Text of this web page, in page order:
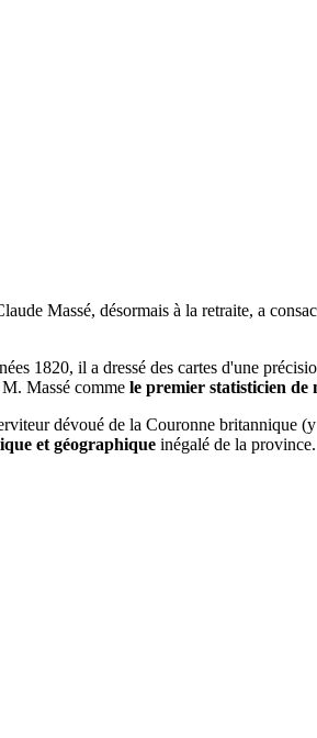
Massé, désormais à la retraite, a
1820, il a dressé des cartes d'une
Massé comme le premier statisticien de
dévoué de la Couronne
et géographique inégalé de la province.